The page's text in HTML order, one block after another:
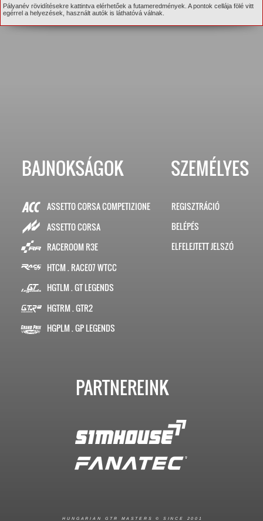
Pályanév rövidítésekre kattintva elérhetőek a futameredmények. A pontok cellája fölé vitt
egérrel a helyezések, használt autók is láthatóvá válnak.
BAJNOKSÁGOK
ASSETTO CORSA COMPETIZIONE
ASSETTO CORSA
RACEROOM R3E
HTCM . RACE07 WTCC
HGTLM . GT LEGENDS
HGTRM . GTR2
HGPLM . GP LEGENDS
SZEMÉLYES
REGISZTRÁCIÓ
BELÉPÉS
ELFELEJTETT JELSZÓ
PARTNEREINK
H U N G A R I A N G T R M A S T E R S © S I N C E 2 0 0 1